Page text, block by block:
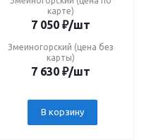
карте)
7 050₽/шт
Змеиногорский (цена без
карты)
7 630₽/шт
В корзину